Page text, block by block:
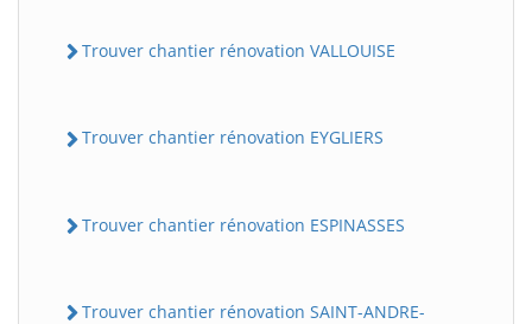
Trouver chantier rénovation VALLOUISE
Trouver chantier rénovation EYGLIERS
Trouver chantier rénovation ESPINASSES
Trouver chantier rénovation SAINT-ANDRE-